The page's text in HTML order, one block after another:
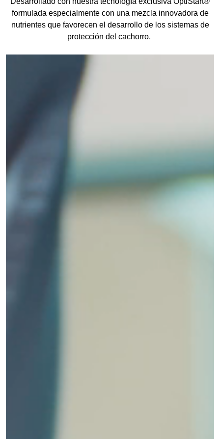
formulada especialmente con una mezcla innovadora de
nutrientes que favorecen el desarrollo de los sistemas de
protección del cachorro.